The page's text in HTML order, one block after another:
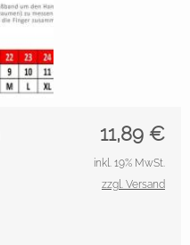
11,89 €
inkl. 19% MwSt.
zzgl. Versand